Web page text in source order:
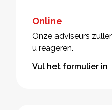
Online
Onze adviseurs
u reageren.
Vul het formulier in